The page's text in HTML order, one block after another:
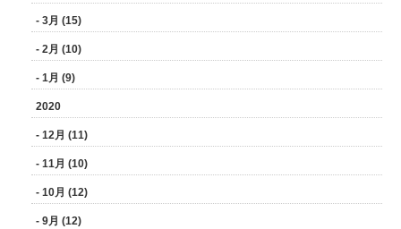
- 3月 (15)
- 2月 (10)
- 1月 (9)
2020
- 12月 (11)
- 11月 (10)
- 10月 (12)
- 9月 (12)